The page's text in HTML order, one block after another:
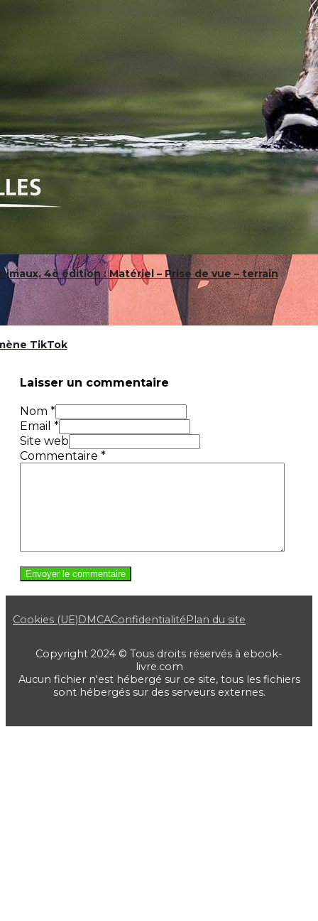
TikTok
4è édition : Matériel – Prise de vue – terrain
Laisser un commentaire
Nom *
Email *
Site web
Commentaire *
Cookies (UE) DMCAConfidentialité Plan du site
Copyright 2024 © Tous droits réservés à ebook-
livre.com
Aucun fichier n'est hébergé sur ce site, tous les fichiers
sont hébergés sur des serveurs externes.